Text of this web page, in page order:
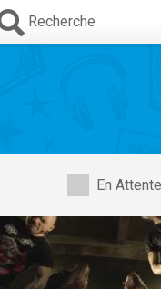
Recherche
En